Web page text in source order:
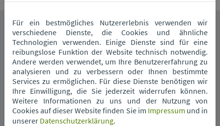
Das könnte Sie auch interessieren.
Für ein bestmögliches Nutzererlebnis verwenden wir
verschiedene Dienste, die Cookies und ähnliche
Technologien verwenden. Einige Dienste sind für eine
reibungslose Funktion der Website technisch notwendig.
Andere werden verwendet, um Ihre Benutzererfahrung zu
analysieren und zu verbessern oder Ihnen bestimmte
Services zu ermöglichen. Für diese Dienste benötigen wir
Ihre Einwilligung, die Sie jederzeit widerrufen können.
Weitere Informationen zu uns und der Nutzung von
Cookies auf dieser Website finden Sie im Impressum und in
unserer Datenschutzerklärung.